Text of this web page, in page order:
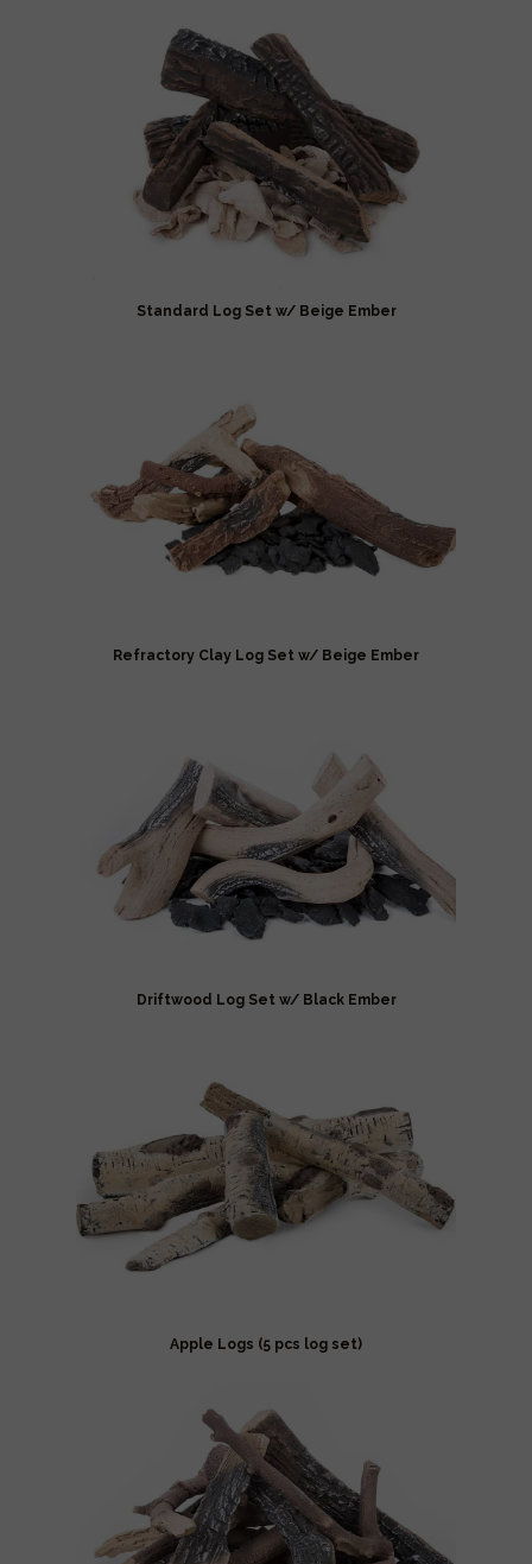
Standard Log Set w/ Beige Ember
Refractory Clay Log Set w/ Beige Ember
Driftwood Log Set w/ Black Ember
Apple Logs (5 pcs log set)